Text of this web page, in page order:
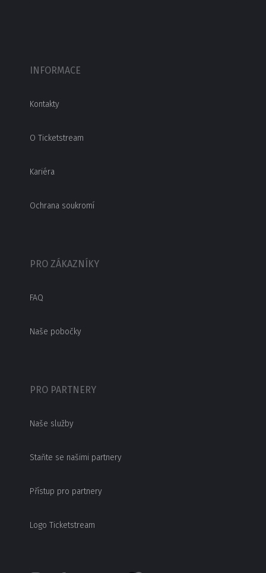
INFORMACE
Kontakty
O Ticketstream
Kariéra
Ochrana soukromí
PRO ZÁKAZNÍKY
FAQ
Naše pobočky
PRO PARTNERY
Naše služby
Staňte se našimi partnery
Přístup pro partnery
Logo Ticketstream